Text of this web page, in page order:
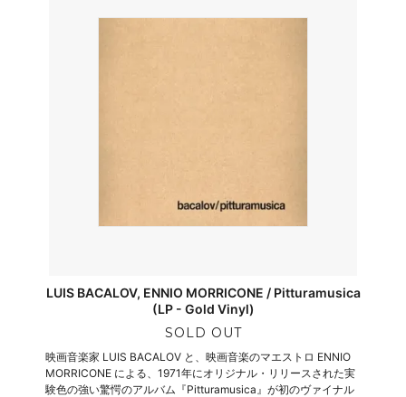
LUIS BACALOV, ENNIO MORRICONE / Pitturamusica
(LP - Gold Vinyl)
SOLD OUT
映画音楽家 LUIS BACALOV と、映画音楽のマエストロ ENNIO
MORRICONE による、1971年にオリジナル・リリースされた実
験色の強い驚愕のアルバム『Pitturamusica』が初のヴァイナル